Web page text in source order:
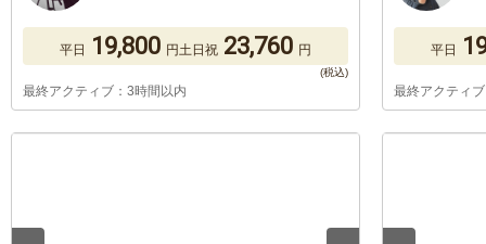
平日 19,800 円土日祝 23,760 円
最終アクティブ：3時間以内
平日
最終アクティ